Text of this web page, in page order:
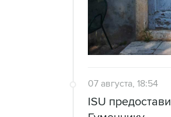
07 августа, 18:54
ISU